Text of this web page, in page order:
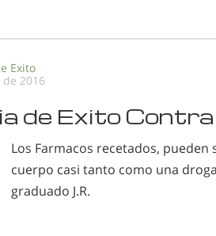
Exito
2016
de Exito
Los Farmacos recetados,
cuerpo casi tanto como una
graduado J.R.